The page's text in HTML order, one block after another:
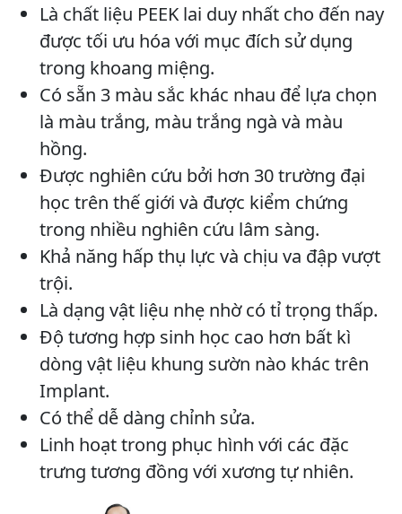
Là chất liệu PEEK lai duy nhất cho đến nay
được tối ưu hóa với mục đích sử dụng
trong khoang miệng.
Có sẵn 3 màu sắc khác nhau để lựa chọn
là màu trắng, màu trắng ngà và màu
hồng.
Được nghiên cứu bởi hơn 30 trường đại
học trên thế giới và được kiểm chứng
trong nhiều nghiên cứu lâm sàng.
Khả năng hấp thụ lực và chịu va đập vượt
trội.
Là dạng vật liệu nhẹ nhờ có tỉ trọng thấp.
Độ tương hợp sinh học cao hơn bất kì
dòng vật liệu khung sườn nào khác trên
Implant.
Có thể dễ dàng chỉnh sửa.
Linh hoạt trong phục hình với các đặc
trưng tương đồng với xương tự nhiên.